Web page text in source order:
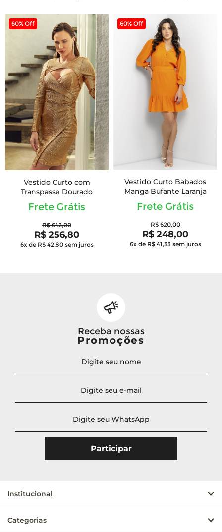
60% Off
Vestido Curto com
Transpasse Dourado
Frete Grátis
R$ 642,00
R$ 256,80
6x de R$ 42,80 sem juros
60% Off
Vestido Curto Babados
Manga Bufante Laranja
Frete Grátis
R$ 620,00
R$ 248,00
6x de R$ 41,33 sem juros
Receba nossas
Promoções
Institucional
Categorias